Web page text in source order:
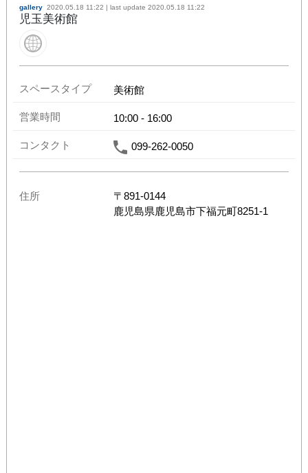
gallery 2020.05.18 11:22 | last update 2020.05.18 11:22
児玉美術館
スペースタイプ 美術館
営業時間 10:00- 16:00
コンタクト 099-262-0050
住所 〒 891-0144
鹿児島県鹿児島市下福元町8251-1